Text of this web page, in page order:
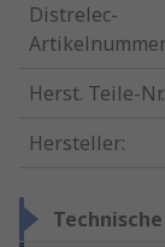
Distrelec-
Herst. Teile-Nr.
Hersteller: